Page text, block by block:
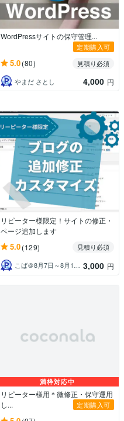
WordPressサイトの保守管理...
定期購入可
5.0(80)
見積り必須
やまだ さとし
4,000 円
リピーター様限定！サイトの修正・
ページ追加します
5.0(129)
見積り必須
こば＠8月7日～8月16日夏季休業 3,000 円
満枠対応中
リピーター様用＊微修正・保守運用
し...
定期購入可